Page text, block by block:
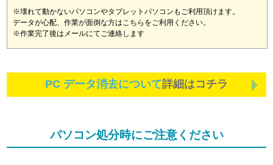
※壊れて動かないパソコンやタブレットパソコンもご利用頂けます。
データが心配、作業が面倒な方はこちらをご利用ください。
※作業完了後はメールにてご連絡します
PC データ消去について詳細はコチラ
パソコン処分時にご注意ください